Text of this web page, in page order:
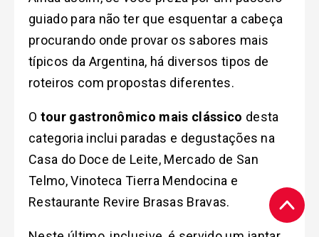
guiado para não ter que esquentar a cabeça
procurando onde provar os sabores mais
típicos da Argentina, há diversos tipos de
roteiros com propostas diferentes.
O tour gastronômico mais clássico desta
categoria inclui paradas e degustações na
Casa do Doce de Leite, Mercado de San
Telmo, Vinoteca Tierra Mendocina e
Restaurante Revire Brasas Bravas.